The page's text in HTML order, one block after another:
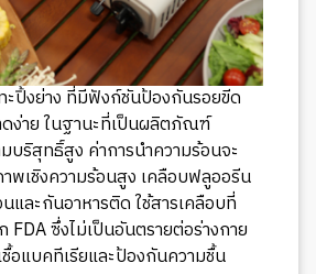
ะปิ้งย่าง ที่มีฟังก์ชันป้องกันรอยขีด
ดง่าย ในฐานะที่เป็นผลิตภัณฑ์
บริสุทธิ์สูง ค่าการนำความร้อนจะ
พเชิงความร้อนสูง เคลือบฟลูออรีน
และกันอาหารติด ใช้สารเคลือบที่
FDA ซึ่งไม่เป็นอันตรายต่อร่างกาย
อแบคทีเรียและป้องกันความชื้น